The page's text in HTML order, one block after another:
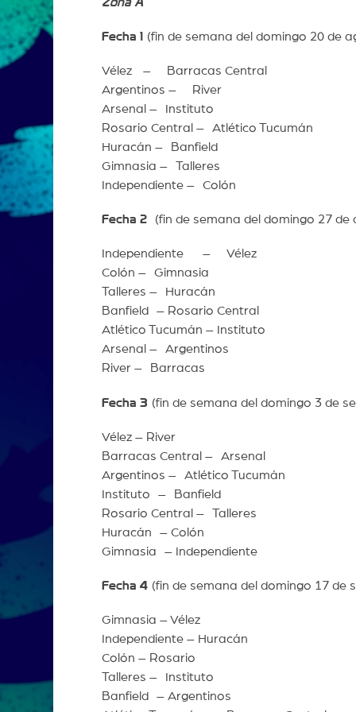
Fecha 1 (fin de semana del domingo 20
Vélez – Barracas Central
Argentinos – River
Arsenal – Instituto
Rosario Central – Atlético Tucumán
Huracán – Banfield
Gimnasia – Talleres
Independiente – Colón
Fecha 2(fin de semana del domingo 27 de
Independiente – Vélez
Colón – Gimnasia
Talleres – Huracán
Banfield – Rosario Central
Atlético Tucumán – Instituto
Arsenal – Argentinos
River – Barracas
Fecha 3 (fin de semana
Vélez – River
Barracas Central – Arsenal
Argentinos – Atlético Tucumán
Instituto – Banfield
Rosario Central – Talleres
Huracán – Colón
Gimnasia – Independiente
Fecha 4 (fin de semana del domingo 17 de
Gimnasia – Vélez
Independiente – Huracán
Colón – Rosario
Talleres – Instituto
Banfield – Argentinos